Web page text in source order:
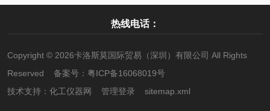
热线电话：
Copyright © 2026卡洛斯莫国际贸易（深圳）有限公司 All Rights
Reserved 备案号： 粤ICP备16068019号
技术支持： 化工仪器网 管理登录 sitemap.xml